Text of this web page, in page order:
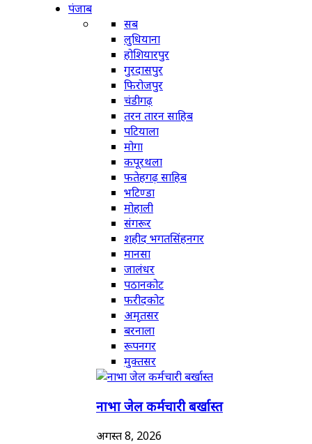
पंजाब
सब
लुधियाना
होशियारपुर
गुरदासपुर
फिरोजपुर
चंडीगढ़
तरन तारन साहिब
पटियाला
मोगा
कपूरथला
फतेहगढ़ साहिब
भटिण्डा
मोहाली
संगरूर
शहीद भगतसिंहनगर
मानसा
जालंधर
पठानकोट
फरीदकोट
अमृतसर
बरनाला
रूपनगर
मुक्तसर
नाभा जेल कर्मचारी बर्खास्त
अगस्त 8, 2026